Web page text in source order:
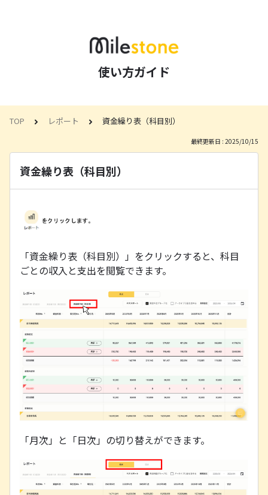
使い方ガイド
TOP レポート 資金繰り表（科目別）
最終更新日 : 2025/10/15
資金繰り表（科目別）
「資金繰り表（科目別）」をクリックすると、科目
ごとの収入と支出を閲覧できます。
「月次」と「日次」の切り替えができます。